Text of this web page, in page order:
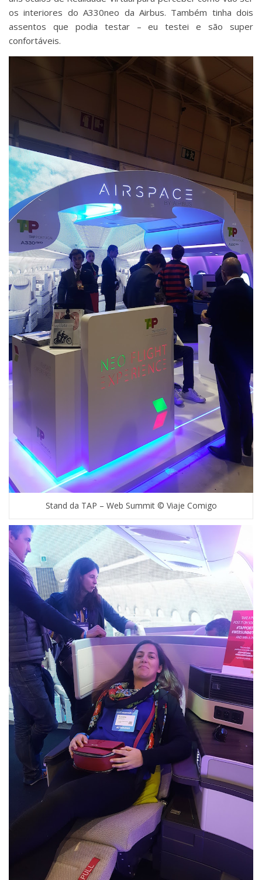
os interiores do A330neo da Airbus. Também tinha dois
assentos que podia testar – eu testei e são super
confortáveis.
Stand da TAP – Web Summit © Viaje Comigo